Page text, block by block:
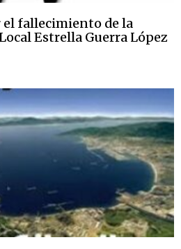
fallecimiento de la
Estrella Guerra López